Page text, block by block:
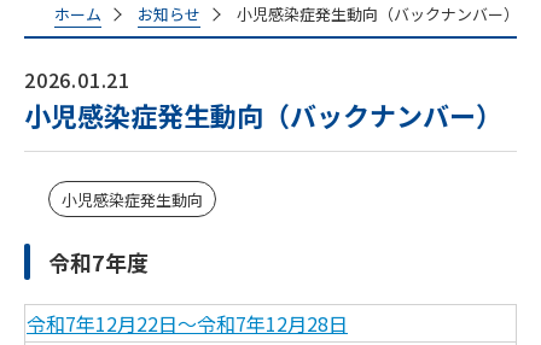
ホーム お知らせ 小児感染症発生動向（バックナンバー）
2026.01.21
小児感染症発生動向（バックナンバー）
小児感染症発生動向
令和7年度
令和7年12月22日～令和7年12月28日